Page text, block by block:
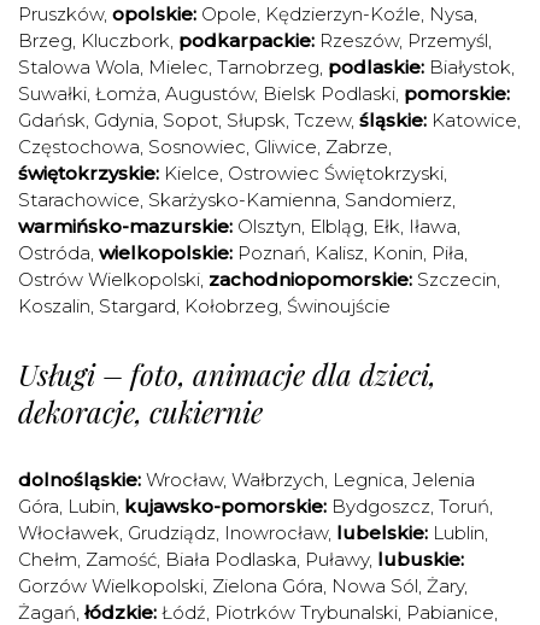
Pruszków, opolskie: Opole, Kędzierzyn-Koźle, Nysa,
Brzeg, Kluczbork, podkarpackie: Rzeszów, Przemyśl,
Stalowa Wola, Mielec, Tarnobrzeg, podlaskie: Białystok,
Suwałki, Łomża, Augustów, Bielsk Podlaski, pomorskie:
Gdańsk, Gdynia, Sopot, Słupsk, Tczew, śląskie: Katowice,
Częstochowa, Sosnowiec, Gliwice, Zabrze,
świętokrzyskie: Kielce, Ostrowiec Świętokrzyski,
Starachowice, Skarżysko-Kamienna, Sandomierz,
warmińsko-mazurskie: Olsztyn, Elbląg, Ełk, Iława,
Ostróda, wielkopolskie: Poznań, Kalisz, Konin, Piła,
Ostrów Wielkopolski, zachodniopomorskie: Szczecin,
Koszalin, Stargard, Kołobrzeg, Świnoujście
Usługi – foto, animacje dla dzieci,
dekoracje, cukiernie
dolnośląskie: Wrocław, Wałbrzych, Legnica, Jelenia
Góra, Lubin, kujawsko-pomorskie: Bydgoszcz, Toruń,
Włocławek, Grudziądz, Inowrocław, lubelskie: Lublin,
Chełm, Zamość, Biała Podlaska, Puławy, lubuskie:
Gorzów Wielkopolski, Zielona Góra, Nowa Sól, Żary,
Żagań, łódzkie: Łódź, Piotrków Trybunalski, Pabianice,